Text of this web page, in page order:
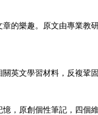
的樂趣。原文由專業教
英文學習材料，反複鞏
，原創個性筆記，四個